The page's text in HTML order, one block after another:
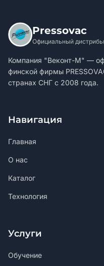
Pressovac
Официальный
Компания "Веконт-М" —
финской фирмы
странах СНГ с 2008 года.
Навигация
Главная
О нас
Каталог
Технология
Услуги
Обучение